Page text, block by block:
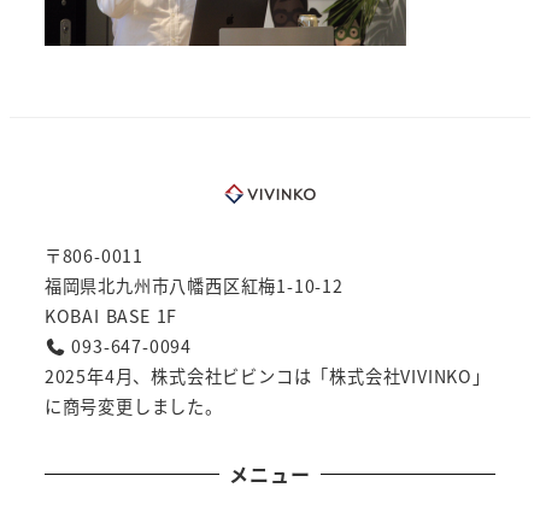
〒806-0011
福岡県北九州市八幡西区紅梅1-10-12
KOBAI BASE 1F
093-647-0094
2025年4月、株式会社ビビンコは「株式会社VIVINKO」
に商号変更しました。
メニュー